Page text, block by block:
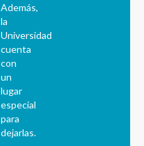
Además,
la
Universidad
cuenta
con
un
lugar
especial
para
dejarlas.